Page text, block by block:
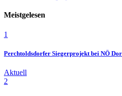
Meistgelesen
1
Perchtoldsdorfer Siegerprojekt bei NÖ
Aktuell
2